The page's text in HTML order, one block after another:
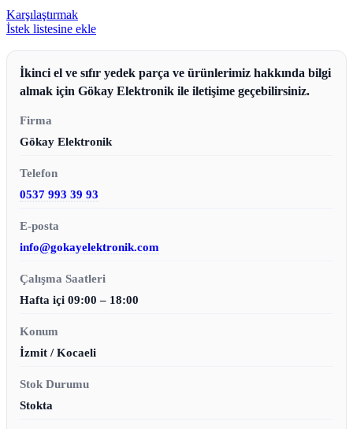
Karşılaştırmak
İstek listesine ekle
İkinci el ve sıfır yedek parça ve ürünlerimiz hakkında bilgi
almak için Gökay Elektronik ile iletişime geçebilirsiniz.
Firma
Gökay Elektronik
Telefon
0537 993 39 93
E-posta
info@gokayelektronik.com
Çalışma Saatleri
Hafta içi 09:00 – 18:00
Konum
İzmit / Kocaeli
Stok Durumu
Stokta